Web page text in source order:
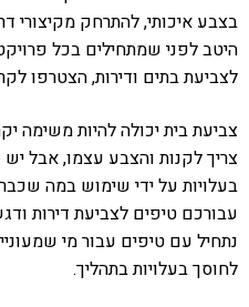
בצבע איכותי, להתרחק מקיצורי
היטב לפני שמתחילים בכל
לצביעת בתים ודירות, הצטרפו לקריאה
צביעת בית יכולה להיות
צריך לקנות והצבע עצמו, אבל
בעלויות על ידי שימוש במה
עבורכם טיפים לצביעת דירות
נתחיל עם טיפים עבור מי
לחוסך בעלויות בתהליך.